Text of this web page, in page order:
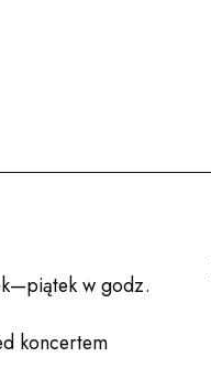
w godz.
koncertem